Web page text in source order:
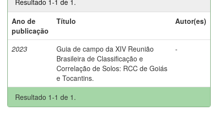
Ano de
publicação
Título Autor(es)
2023
Guia de campo da XIV Reunião
Brasileira de Classificação e
Correlação de Solos: RCC de Goiás
e Tocantins.
-
Resultado 1-1 de 1.